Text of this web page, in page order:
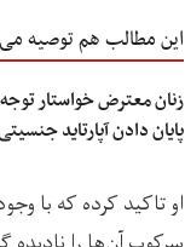
این مطالب هم توصیه
زنان معترض خواستار
پایان دادن آپارتاید
او تاکید کرده که با